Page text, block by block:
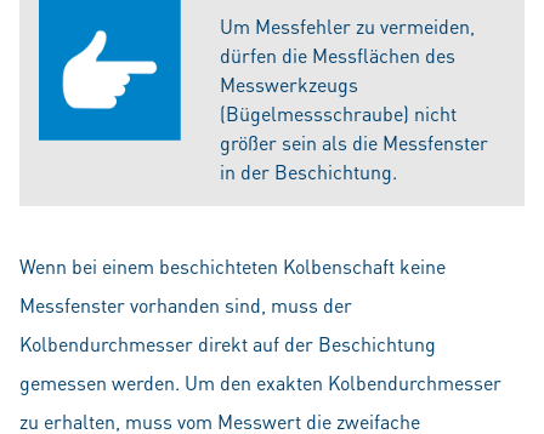
Um Messfehler zu vermeiden,
dürfen die Messflächen des
Messwerkzeugs
(Bügelmessschraube) nicht
größer sein als die Messfenster
in der Beschichtung.
Wenn bei einem beschichteten Kolbenschaft keine
Messfenster vorhanden sind, muss der
Kolbendurchmesser direkt auf der Beschichtung
gemessen werden. Um den exakten Kolbendurchmesser
zu erhalten, muss vom Messwert die zweifache